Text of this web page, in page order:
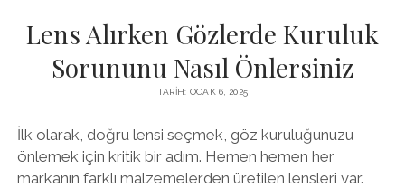
Lens Alırken Gözlerde Kuruluk
Sorununu Nasıl Önlersiniz
TARIH: OCAK 6, 2025
İlk olarak, doğru lensi seçmek, göz kuruluğunuzu
önlemek için kritik bir adım. Hemen hemen her
markanın farklı malzemelerden üretilen lensleri var.